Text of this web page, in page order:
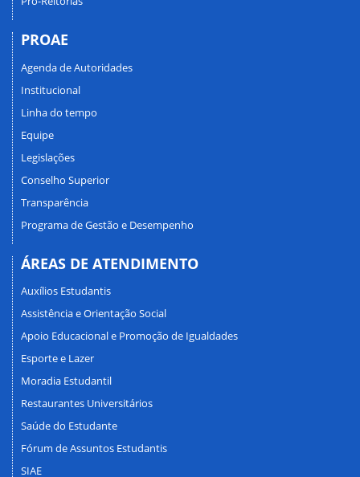
PROAE
Agenda de Autoridades
Institucional
Linha do tempo
Equipe
Legislações
Conselho Superior
Transparência
Programa de Gestão e Desempenho
ÁREAS DE ATENDIMENTO
Auxílios Estudantis
Assistência e Orientação Social
Apoio Educacional e Promoção de Igualdades
Esporte e Lazer
Moradia Estudantil
Restaurantes Universitários
Saúde do Estudante
Fórum de Assuntos Estudantis
SIAE